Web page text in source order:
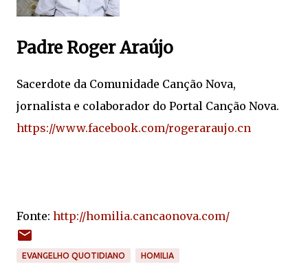
Padre Roger Araújo
Sacerdote da Comunidade Canção Nova,
jornalista e colaborador do Portal Canção Nova.
https://www.facebook.com/rogeraraujo.cn
Fonte: http://homilia.cancaonova.com/
EVANGELHO QUOTIDIANO HOMILIA